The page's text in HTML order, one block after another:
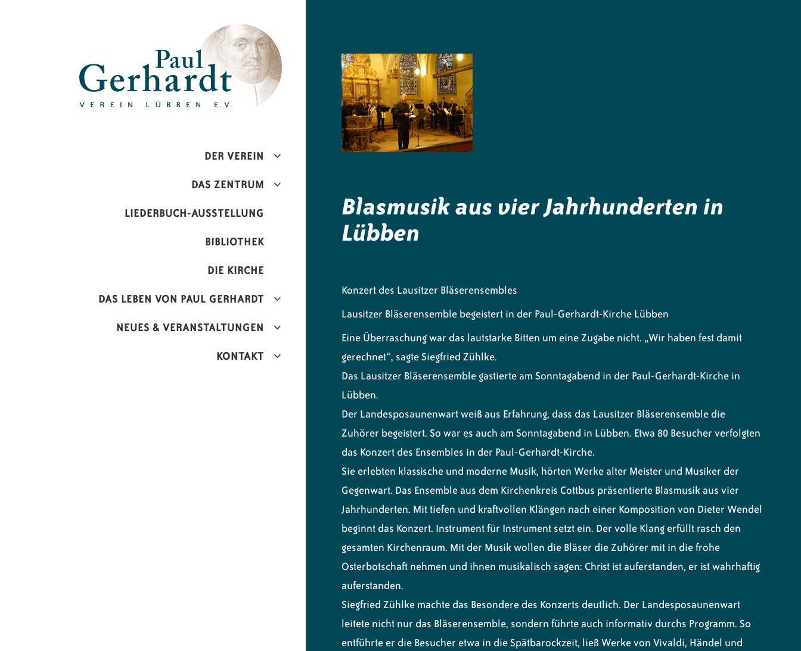
Paul-Gerhardt-Verein Lübben e.V.
DER VEREIN
DAS ZENTRUM
LIEDERBUCH-AUSSTELLUNG
BIBLIOTHEK
DIE KIRCHE
DAS LEBEN VON PAUL GERHARDT
NEUES & VERANSTALTUNGEN
KONTAKT
Blasmusik aus vier Jahrhunderten in
Lübben
Konzert des Lausitzer Bläserensembles
Lausitzer Bläserensemble begeistert in der Paul-Gerhardt-Kirche Lübben
Eine Überraschung war das lautstarke Bitten um eine Zugabe nicht. „Wir haben fest damit
gerechnet“, sagte Siegfried Zühlke.
Das Lausitzer Bläserensemble gastierte am Sonntagabend in der Paul-Gerhardt-Kirche in
Lübben.
Der Landesposaunenwart weiß aus Erfahrung, dass das Lausitzer Bläserensemble die
Zuhörer begeistert. So war es auch am Sonntagabend in Lübben. Etwa 80 Besucher verfolgten
das Konzert des Ensembles in der Paul-Gerhardt-Kirche.
Sie erlebten klassische und moderne Musik, hörten Werke alter Meister und Musiker der
Gegenwart. Das Ensemble aus dem Kirchenkreis Cottbus präsentierte Blasmusik aus vier
Jahrhunderten. Mit tiefen und kraftvollen Klängen nach einer Komposition von Dieter Wendel
beginnt das Konzert. Instrument für Instrument setzt ein. Der volle Klang erfüllt rasch den
gesamten Kirchenraum. Mit der Musik wollen die Bläser die Zuhörer mit in die frohe
Osterbotschaft nehmen und ihnen musikalisch sagen: Christ ist auferstanden, er ist wahrhaftig
auferstanden.
Siegfried Zühlke machte das Besondere des Konzerts deutlich. Der Landesposaunenwart
leitete nicht nur das Bläserensemble, sondern führte auch informativ durchs Programm. So
entführte er die Besucher etwa in die Spätbarockzeit, ließ Werke von Vivaldi, Händel und